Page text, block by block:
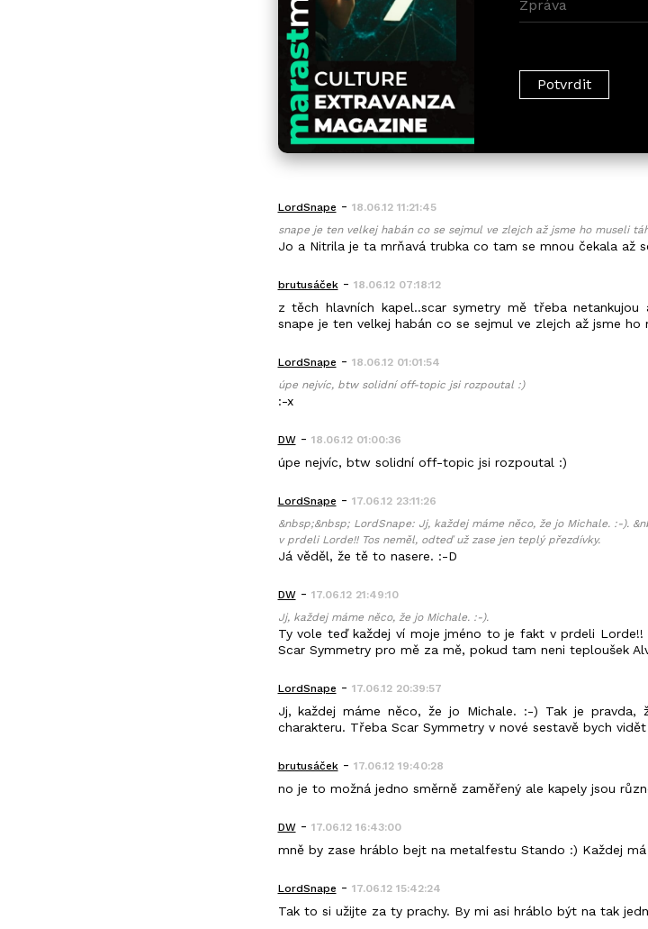
LordSnape - 18.06.12 11:21:45
snape je ten velkej habán co se sejmul ve zlejch až jsme ho museli
Jo a Nitrila je ta mrňavá trubka co tam se mnou čekala až
brutusáček- 18.06.12 07:18:12
z těch hlavních kapel..scar symetry mě třeba
snape je ten velkej habán co se sejmul ve zlejch až jsme
LordSnape - 18.06.12 01:01:54
úpe nejvíc, btw solidní off-topic jsi rozpoutal :)
:-x
DW- 18.06.12 01:00:36
úpe nejvíc, btw solidní off-topic jsi rozpoutal :)
LordSnape - 17.06.12 23:11:26
&nbsp;&nbsp; LordSnape: Jj, každej máme něco, že jo Michale. :-).
v prdeli Lorde!! Tos neměl, odteď už zase jen teplý přezdívky.
Já věděl, že tě to nasere. :-D
DW- 17.06.12 21:49:10
Jj, každej máme něco, že jo Michale. :-).
Ty vole teď každej ví moje jméno to je fakt v prdeli
Scar Symmetry pro mě za mě, pokud tam neni teploušek
LordSnape - 17.06.12 20:39:57
Jj, každej máme něco, že jo Michale. :-) Tak je pravda,
charakteru. Třeba Scar Symmetry v nové sestavě bych
brutusáček- 17.06.12 19:40:28
no je to možná jedno směrně zaměřený ale kapely jsou
DW- 17.06.12 16:43:00
mně by zase hráblo bejt na metalfestu Stando :) Každej má
LordSnape - 17.06.12 15:42:24
Tak to si užijte za ty prachy. By mi asi hráblo být na tak